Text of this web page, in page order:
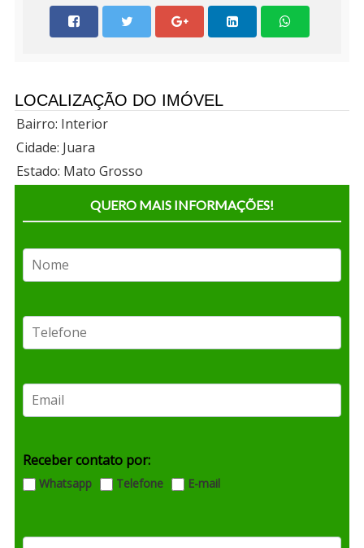
LOCALIZAÇÃO DO IMÓVEL
Bairro: Interior
Cidade: Juara
Estado: Mato Grosso
QUERO MAIS INFORMAÇÕES!
Receber contato por:
Whatsapp Telefone E-mail